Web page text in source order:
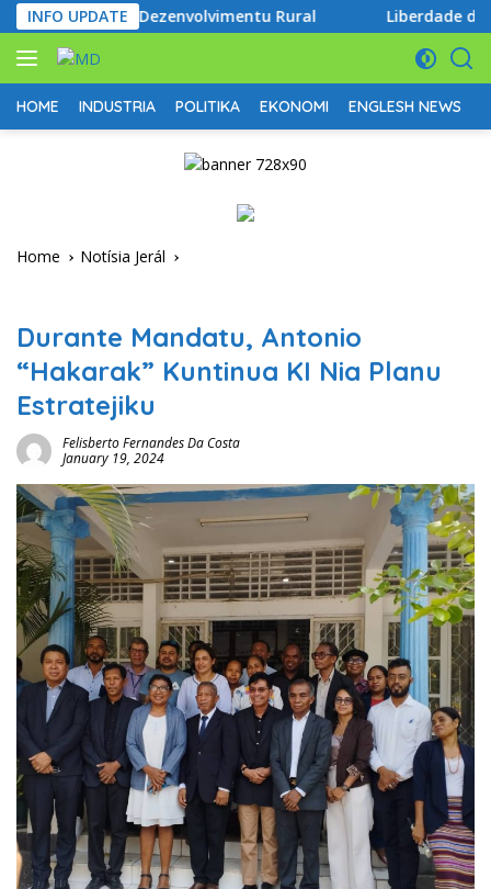
Skip
to
content
INFO UPDATE
ba Dezenvolvimentu Rural Liberdade de
HOME INDUSTRIA POLITIKA EKONOMI ENGLESH NEWS
Home Notísia Jerál
Durante Mandatu, Antonio
“Hakarak” Kuntinua KI Nia Planu
Estratejiku
Felisberto Fernandes Da Costa
January 19, 2024